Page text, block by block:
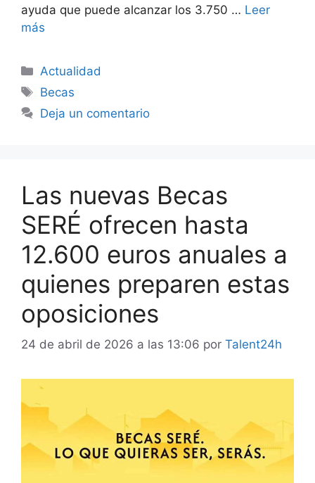
ayuda que puede alcanzar los 3.750 … Leer
más
Categorías
Actualidad
Etiquetas
Becas
Deja un comentario
Las nuevas Becas
SERÉ ofrecen hasta
12.600 euros anuales a
quienes preparen estas
oposiciones
24 de abril de 2026 a las 13:06 por Talent24h